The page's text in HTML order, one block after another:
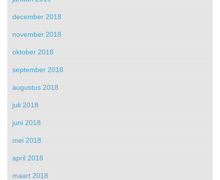
december 2018
november 2018
oktober 2018
september 2018
augustus 2018
juli 2018
juni 2018
mei 2018
april 2018
maart 2018